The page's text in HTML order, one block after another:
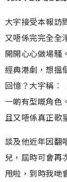
大宇接受本報訪
又唔係完完全全
開開心心做場騷
經典港劇，想搵
回憶？大宇稱︰
一啲有型嘅角色
且又唔係真正歌
談及他近年因翻
兒，屆時可會再
甩啦，到時我哋